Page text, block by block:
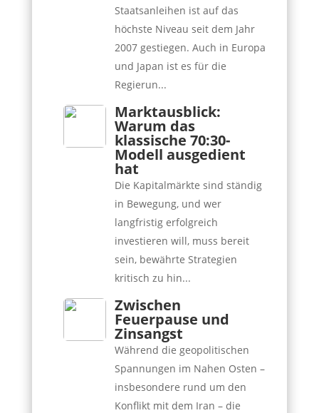
Staatsanleihen ist auf das
höchste Niveau seit dem Jahr
2007 gestiegen. Auch in Europa
und Japan ist es für die
Regierun...
Marktausblick:
Warum das
klassische 70:30-
Modell ausgedient
hat
Die Kapitalmärkte sind ständig
in Bewegung, und wer
langfristig erfolgreich
investieren will, muss bereit
sein, bewährte Strategien
kritisch zu hin...
Zwischen
Feuerpause und
Zinsangst
Während die geopolitischen
Spannungen im Nahen Osten –
insbesondere rund um den
Konflikt mit dem Iran – die